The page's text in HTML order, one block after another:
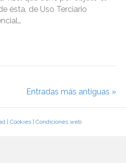
ésta, de Uso Terciario
Entradas más antiguas »
| Cookies| Condiciones web